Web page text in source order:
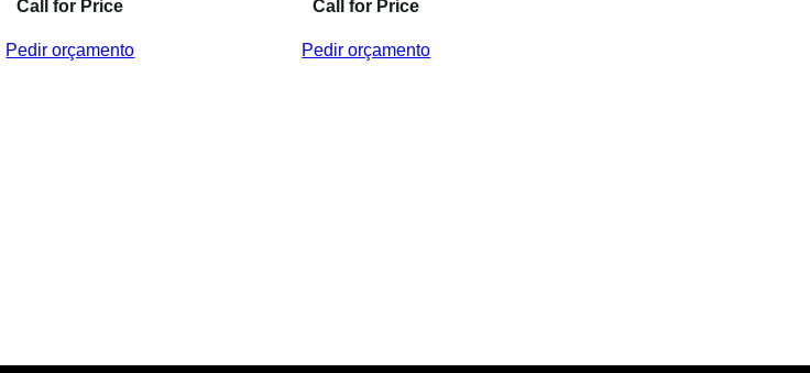
Call for Price
Pedir orçamento
Call for Price
Pedir orçamento